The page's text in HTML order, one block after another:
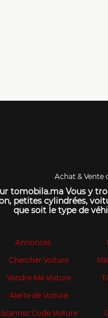
Achat & Vente
tomobila.ma Vous y
petites cylindrées,
que soit le type de
Annonces
Chercher Voiture
Vendre Ma Voiture
Alerte de Voiture
Scannez Code Voiture